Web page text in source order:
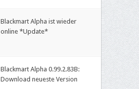
Blackmart Alpha ist wieder
online *Update*
Blackmart Alpha 0.99.2.83B:
Download neueste Version